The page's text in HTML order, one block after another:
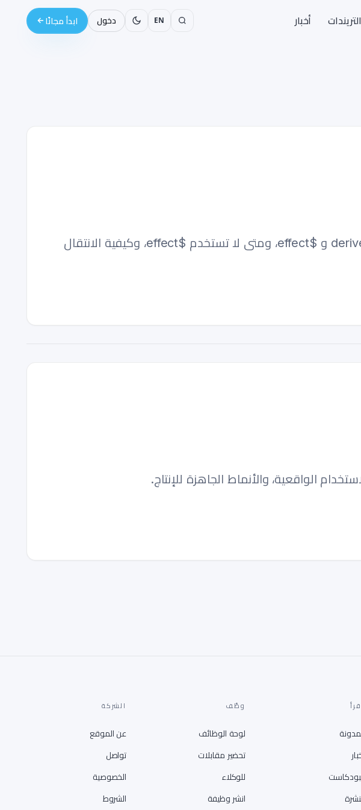
التريندات أخبار EN دخول ابدأ مجانًا
شرح الـ runes في Svelte 5 مع أمثلة قابلة للتشغيل: متى تستخدم $state و $derived و $effect، ومتى لا تستخدم $effect، وكيفية الانتقال
وظّف
لوحة الوظائف
تحضير مقابلات
للوكلاء
انشر وظيفة
الشركة
عن الموقع
تواصل
الخصوصية
الشروط